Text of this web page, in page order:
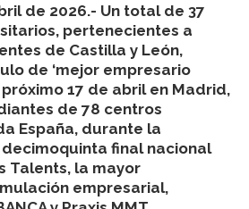
de 2026.- Un total de 37
pertenecientes a
de Castilla y León,
de ‘mejor empresario
17 de abril en Madrid,
de 78 centros
España, durante la
decimoquinta final nacional
Talents, la mayor
empresarial,